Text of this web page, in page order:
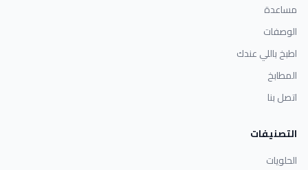
مساعدة
الوصفات
اطبخ باللي عندك
المطابخ
اتصل بنا
التصنيفات
الحلويات